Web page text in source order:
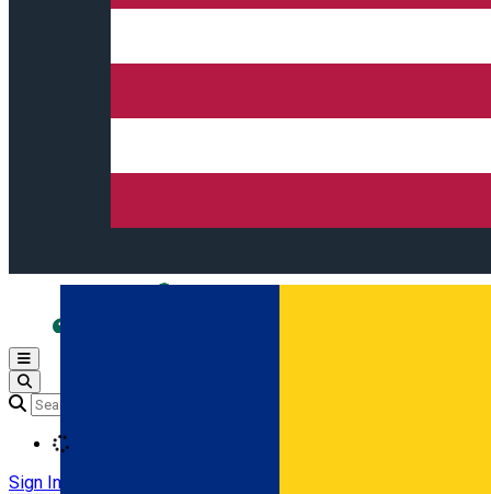
Open main menu
Sign In